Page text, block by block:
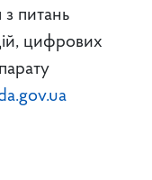
з питань
цифрових